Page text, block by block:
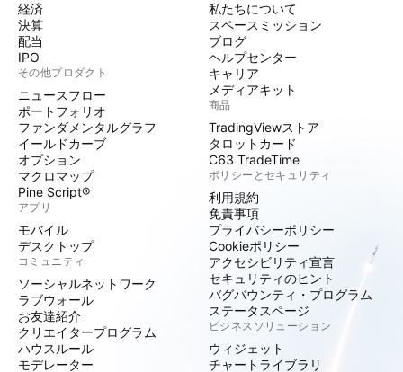
経済
決算
配当
IPO
その他プロダクト
ニュースフロー
ポートフォリオ
ファンダメンタルグラフ
イールドカーブ
オプション
マクロマップ
Pine Script®
アプリ
モバイル
デスクトップ
コミュニティ
ソーシャルネットワーク
ラブウォール
お友達紹介
クリエイタープログラム
ハウスルール
モデレーター
私たちについて
スペースミッション
ブログ
ヘルプセンター
キャリア
メディアキット
商品
TradingViewストア
タロットカード
C63 TradeTime
ポリシーとセキュリティ
利用規約
免責事項
プライバシーポリシー
Cookieポリシー
アクセシビリティ宣言
セキュリティのヒント
バグバウンティ・プログラム
ステータスページ
ビジネスソリューション
ウィジェット
チャートライブラリ